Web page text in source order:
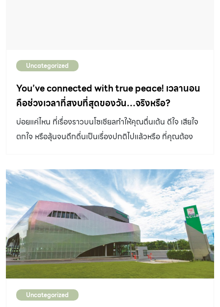
Uncategorized
You’ve connected with true peace! เวลานอน
คือช่วงเวลาที่สงบที่สุดของวัน…จริงหรือ?
บ่อยแค่ไหน ที่เรื่องราวบนโซเชียลทำให้คุณตื่นเต้น ดีใจ เสียใจ
ตกใจ หรือลุ้นจนดึกดื่นเป็นเรื่องปกติไปแล้วหรือ ที่คุณต้อง
Uncategorized